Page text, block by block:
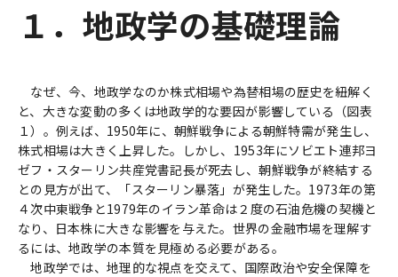
１．地政学の基礎理論
なぜ、今、地政学なのか株式相場や為替相場の歴史を紐解く
と、大きな変動の多くは地政学的な要因が影響している（図表
１）。例えば、1950年に、朝鮮戦争による朝鮮特需が発生し、
株式相場は大きく上昇した。しかし、1953年にソビエト連邦ヨ
ゼフ・スターリン共産党書記長が死去し、朝鮮戦争が終結する
との見方が出て、「スターリン暴落」が発生した。1973年の第
４次中東戦争と1979年のイラン革命は２度の石油危機の契機と
なり、日本株に大きな影響を与えた。世界の金融市場を理解す
るには、地政学の本質を見極める必要がある。
地政学では、地理的な視点を交えて、国際政治や安全保障を